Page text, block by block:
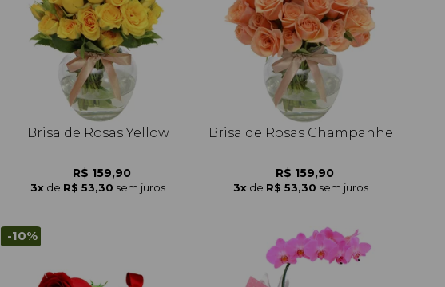
Brisa de Rosas Yellow
R$ 159,90
3x de R$ 53,30 sem juros
Brisa de Rosas Champanhe
R$ 159,90
3x de R$ 53,30 sem juros
-10%